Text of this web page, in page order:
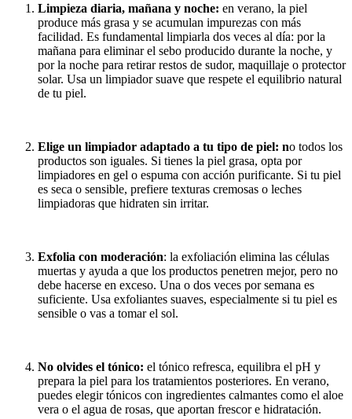
Limpieza diaria, mañana y noche: en verano, la piel
produce más grasa y se acumulan impurezas con más
facilidad. Es fundamental limpiarla dos veces al día: por la
mañana para eliminar el sebo producido durante la noche, y
por la noche para retirar restos de sudor, maquillaje o protector
solar. Usa un limpiador suave que respete el equilibrio natural
de tu piel.
Elige un limpiador adaptado a tu tipo de piel: no todos los
productos son iguales. Si tienes la piel grasa, opta por
limpiadores en gel o espuma con acción purificante. Si tu piel
es seca o sensible, prefiere texturas cremosas o leches
limpiadoras que hidraten sin irritar.
Exfolia con moderación: la exfoliación elimina las células
muertas y ayuda a que los productos penetren mejor, pero no
debe hacerse en exceso. Una o dos veces por semana es
suficiente. Usa exfoliantes suaves, especialmente si tu piel es
sensible o vas a tomar el sol.
No olvides el tónico: el tónico refresca, equilibra el pH y
prepara la piel para los tratamientos posteriores. En verano,
puedes elegir tónicos con ingredientes calmantes como el aloe
vera o el agua de rosas, que aportan frescor e hidratación.